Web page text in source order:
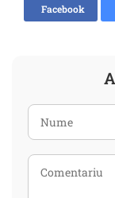
Facebook